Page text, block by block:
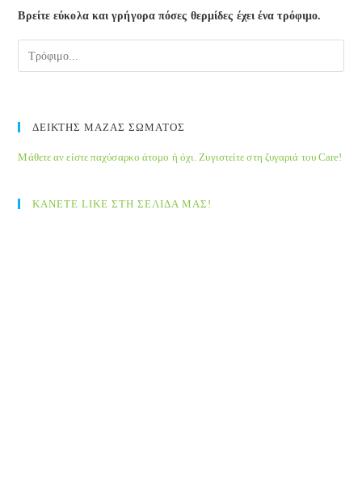
Βρείτε εύκολα και γρήγορα πόσες θερμίδες έχει ένα τρόφιμο.
ΔΕΙΚΤΗΣ ΜΑΖΑΣ ΣΩΜΑΤΟΣ
Μάθετε αν είστε παχύσαρκο άτομο ή όχι. Ζυγιστείτε στη ζυγαριά του Care!
ΚΑΝΕΤΕ LIKE ΣΤΗ ΣΕΛΙΔΑ ΜΑΣ!